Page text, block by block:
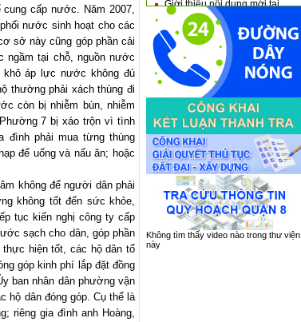
cấp nước. Năm 2007,
nước sinh hoạt cho các
sở này cũng góp phần cải
ngầm tại chỗ, nguồn nước
khô áp lực nước không đủ
thường phải xách thùng đi
còn bị nhiễm bùn, nhiễm
7 bị xáo trộn vì tình
đình phải mua từng thùng
để uống và nấu ăn; hoặc
không để người dân phải
không tốt đến sức khỏe,
tục kiến nghị công ty cấp
sạch cho dân, góp phần
hiện tốt, các hộ dân tổ
góp kinh phí lắp đặt đồng
ban nhân dân phường vận
hộ dân đóng góp. Cụ thể là
riêng gia đình anh Hoàng,
Thông tư 31 và Thông tư 32
của Bộ Tài Chính
■ QUẬN 8 KHAI MẠC HỘI THAO
QUỐC PHÒNG NĂM 2025
(09/06)
QUẬN 8: SƠ KẾT 05 NĂM
THỰC HIỆN CHƯƠNG TRÌNH
TỔNG THỂ CẢI CÁCH HÀNH
CHÍNH NHÀ NƯỚC GIAI
ĐOẠN 2021 - 2030(08/06)
■QUẬN 8 TIẾP XÚC, ĐỐI
THOẠI VỚI DOANH NGHIỆP
TRÊN ĐỊA BÀN NĂM 2025
(05/06)
Không tìm thấy video nào trong thư viện
này